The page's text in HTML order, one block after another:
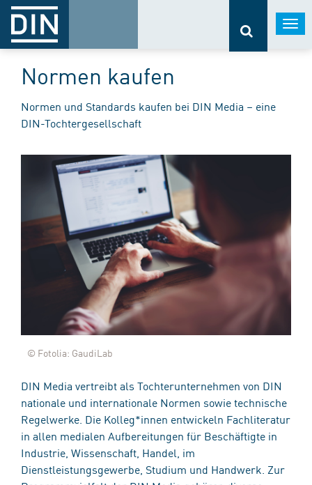
Normen kaufen
Normen und Standards kaufen bei DIN Media – eine
DIN-Tochtergesellschaft
© Fotolia: GaudiLab
DIN Media vertreibt als Tochterunternehmen von DIN
nationale und internationale Normen sowie technische
Regelwerke. Die Kolleg*innen entwickeln Fachliteratur
in allen medialen Aufbereitungen für Beschäftigte in
Industrie, Wissenschaft, Handel, im
Dienstleistungsgewerbe, Studium und Handwerk. Zur